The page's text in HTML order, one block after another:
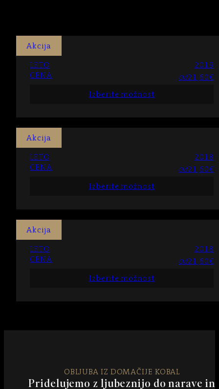
Akcija
LETO
2019
CENA
Od21,60€
Izberite možnost
Akcija
LETO
2018
CENA
Od21,60€
Izberite možnost
Akcija
LETO
2018
CENA
Od21,60€
Izberite možnost
OBLJUBA IZ DOMAČIJE KOBAL
Pridelujemo z ljubeznijo do narave in